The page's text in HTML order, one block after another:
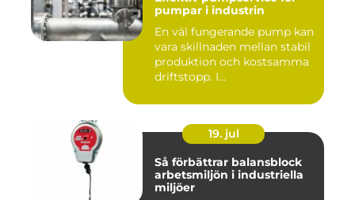
pumpar i industrin
En väl fungerande pump kan
vara skillnaden mellan stabil
produktion och kostsamma
driftstopp. I...
19. jul
Så förbättrar balansblock
arbetsmiljön i industriella
miljöer